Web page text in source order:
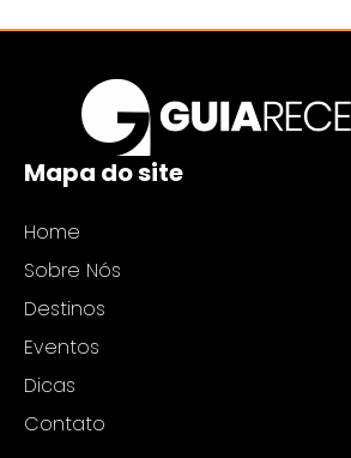
Mapa do site
Home
Sobre Nós
Destinos
Eventos
Dicas
Contato